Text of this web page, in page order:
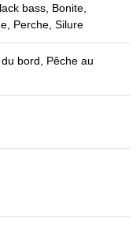
bass, Bonite,
Perche, Silure
bord, Pêche au